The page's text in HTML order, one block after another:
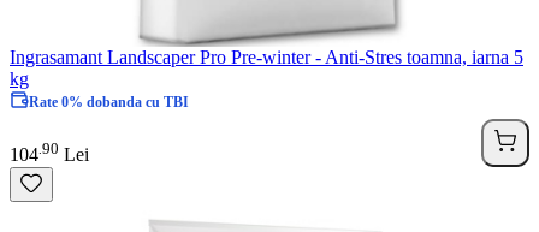
Ingrasamant Landscaper Pro Pre-winter - Anti-Stres toamna, iarna 5
kg
Rate 0% dobanda cu TBI
104 90 Lei